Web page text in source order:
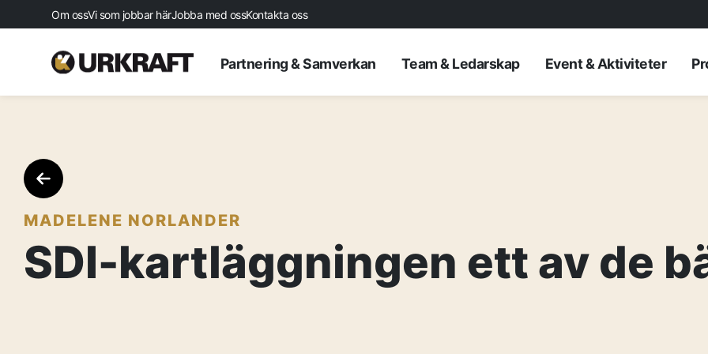
Om ossVi som jobbar härJobba med ossKontakta oss
Startsida
AKTUELLT
Partnering & Samverkan Team & Ledarskap Event & Aktiviteter
MADELENE NORLANDER
SDI-kartläggningen ett av de